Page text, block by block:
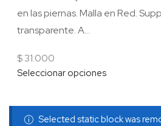
en las piernas. Malla en Red.
transparente. A...
$31.000
Seleccionar opciones
Selected static block was